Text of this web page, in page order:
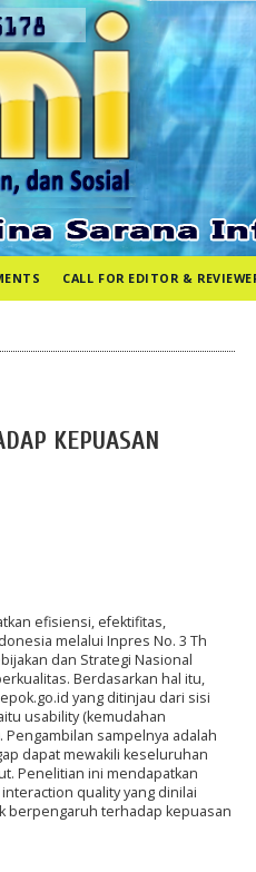
CALL FOR EDITOR &
KEPUASAN
efisiensi, efektifitas,
melalui Inpres No. 3 Th
dan Strategi Nasional
Berdasarkan hal itu,
yang ditinjau dari sisi
usability (kemudahan
sampelnya adalah
dapat mewakili keseluruhan
Penelitian ini mendapatkan
quality yang dinilai
berpengaruh terhadap kepuasan